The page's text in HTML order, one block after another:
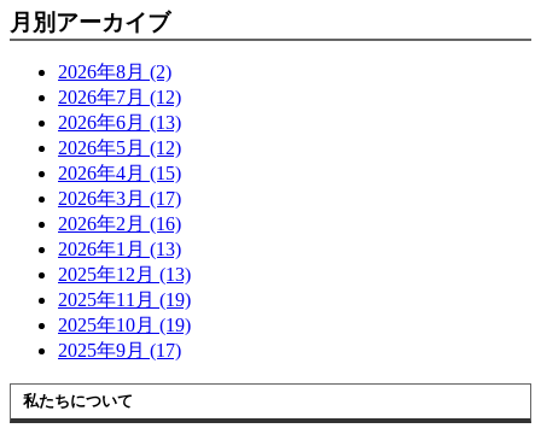
月別アーカイブ
2026年8月 (2)
2026年7月 (12)
2026年6月 (13)
2026年5月 (12)
2026年4月 (15)
2026年3月 (17)
2026年2月 (16)
2026年1月 (13)
2025年12月 (13)
2025年11月 (19)
2025年10月 (19)
2025年9月 (17)
私たちについて